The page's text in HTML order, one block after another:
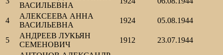
ВАСИЛЬЕВНА
4
АЛЕКСЕЕВА АННА
ВАСИЛЬЕВНА
1924 05.08.1944
5
АНДРЕЕВ ЛУКЬЯН
СЕМЕНОВИЧ
1912 23.07.1944